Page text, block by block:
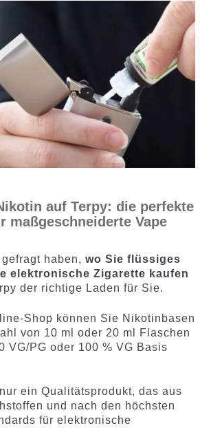
auf Terpy: die perfekte
maßgeschneiderte Vape
haben, wo Sie flüssiges
elektronische Zigarette kaufen
der richtige Laden für Sie.
Shop können Sie Nikotinbasen
von 10 ml oder 20 ml Flaschen
VG/PG oder 100 % VG Basis
ein Qualitätsprodukt, das aus
und nach den höchsten
für elektronische